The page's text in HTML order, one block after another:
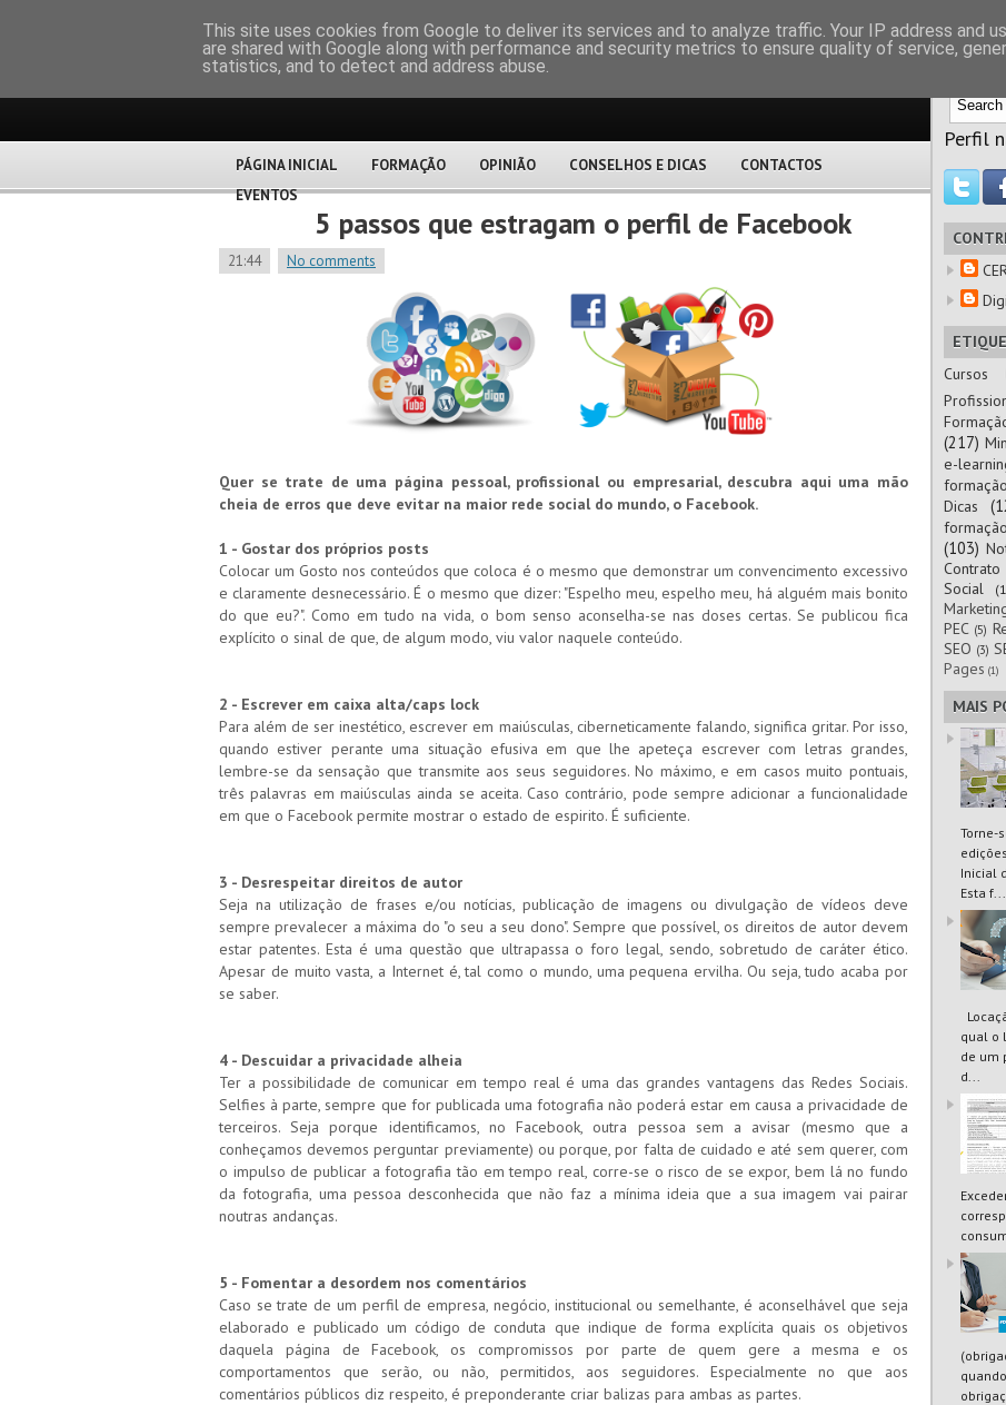
CERTFORM
PÁGINA INICIAL FORMAÇÃO OPINIÃO CONSELHOS E DICAS
CONTACTOS
EVENTOS
5 passos que estragam o perfil de Facebook
21:44 No comments
Quer se trate de uma página pessoal, profissional ou empresarial, descubra aqui uma mão
cheia de erros que deve evitar na maior rede social do mundo, o Facebook.
1 - Gostar dos próprios posts
Colocar um Gosto nos conteúdos que coloca é o mesmo que demonstrar um convencimento excessivo
e claramente desnecessário. É o mesmo que dizer: "Espelho meu, espelho meu, há alguém mais bonito
do que eu?". Como em tudo na vida, o bom senso aconselha-se nas doses certas. Se publicou fica
explícito o sinal de que, de algum modo, viu valor naquele conteúdo.
2 - Escrever em caixa alta/caps lock
Para além de ser inestético, escrever em maiúsculas, ciberneticamente falando, significa gritar. Por isso,
quando estiver perante uma situação efusiva em que lhe apeteça escrever com letras grandes,
lembre-se da sensação que transmite aos seus seguidores. No máximo, e em casos muito pontuais,
três palavras em maiúsculas ainda se aceita. Caso contrário, pode sempre adicionar a funcionalidade
em que o Facebook permite mostrar o estado de espirito. É suficiente.
3 - Desrespeitar direitos de autor
Seja na utilização de frases e/ou notícias, publicação de imagens ou divulgação de vídeos deve
sempre prevalecer a máxima do "o seu a seu dono". Sempre que possível, os direitos de autor devem
estar patentes. Esta é uma questão que ultrapassa o foro legal, sendo, sobretudo de caráter ético.
Apesar de muito vasta, a Internet é, tal como o mundo, uma pequena ervilha. Ou seja, tudo acaba por
se saber.
4 - Descuidar a privacidade alheia
Ter a possibilidade de comunicar em tempo real é uma das grandes vantagens das Redes Sociais.
Selfies à parte, sempre que for publicada uma fotografia não poderá estar em causa a privacidade de
terceiros. Seja porque identificamos, no Facebook, outra pessoa sem a avisar (mesmo que a
conheçamos devemos perguntar previamente) ou porque, por falta de cuidado e até sem querer, com
o impulso de publicar a fotografia tão em tempo real, corre-se o risco de se expor, bem lá no fundo
da fotografia, uma pessoa desconhecida que não faz a mínima ideia que a sua imagem vai pairar
noutras andanças.
5 - Fomentar a desordem nos comentários
Caso se trate de um perfil de empresa, negócio, institucional ou semelhante, é aconselhável que seja
elaborado e publicado um código de conduta que indique de forma explícita quais os objetivos
daquela página de Facebook, os compromissos por parte de quem gere a mesma e os
comportamentos que serão, ou não, permitidos, aos seguidores. Especialmente no que aos
comentários públicos diz respeito, é preponderante criar balizas para ambas as partes.
Perfil
Cursos
(217)
e-
formação
Dicas
(103)
Social
PEC (5)
SEO (3)
Pages (1)
MAIS
Torne-
Inicial
Esta f...
qual o
de um
d...
This site uses cookies from Google to deliver its services and to analyze traffic. Your IP address and
are shared with Google along with performance and security metrics to ensure quality of service,
statistics, and to detect and address abuse.